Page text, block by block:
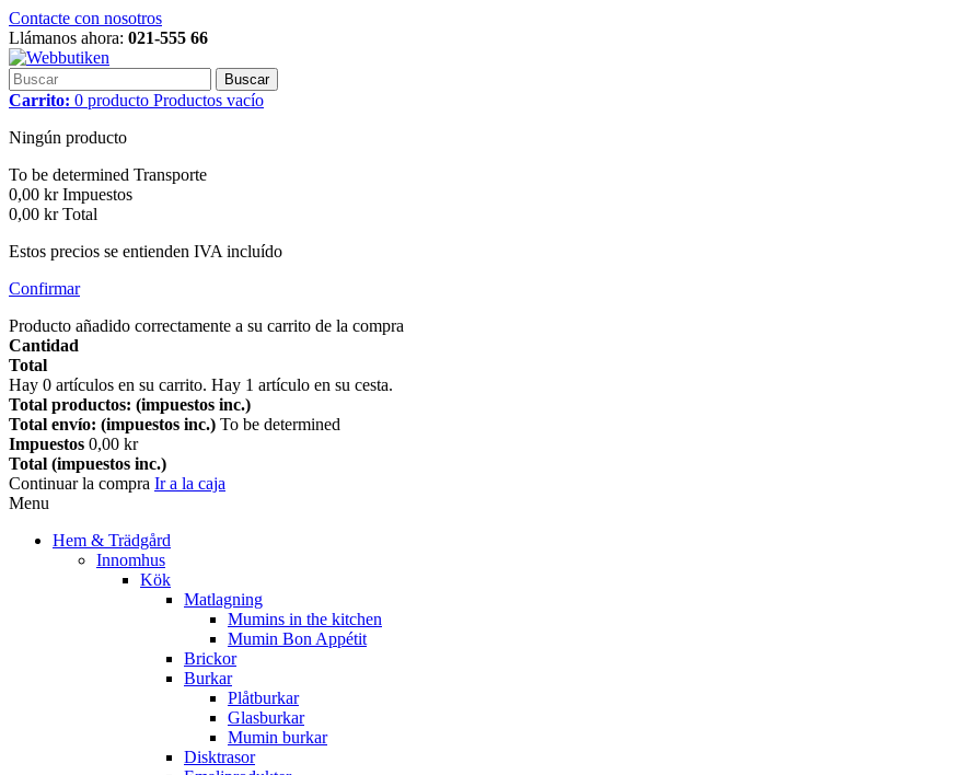
Contacte con nosotros
Llámanos ahora: 021-555 66
Buscar
Carrito: 0 producto Productos vacío
Ningún producto
To be determined Transporte
0,00 kr Impuestos
0,00 kr Total
Estos precios se entienden IVA incluído
Confirmar
Producto añadido correctamente a su carrito de la compra
Cantidad
Total
Hay 0 artículos en su carrito. Hay 1 artículo en su cesta.
Total productos: (impuestos inc.)
Total envío: (impuestos inc.) To be determined
Impuestos 0,00 kr
Total (impuestos inc.)
Continuar la compra Ir a la caja
Menu
Hem & Trädgård
Innomhus
Kök
Matlagning
Mumins in the kitchen
Mumin Bon Appétit
Brickor
Burkar
Plåtburkar
Glasburkar
Mumin burkar
Disktrasor